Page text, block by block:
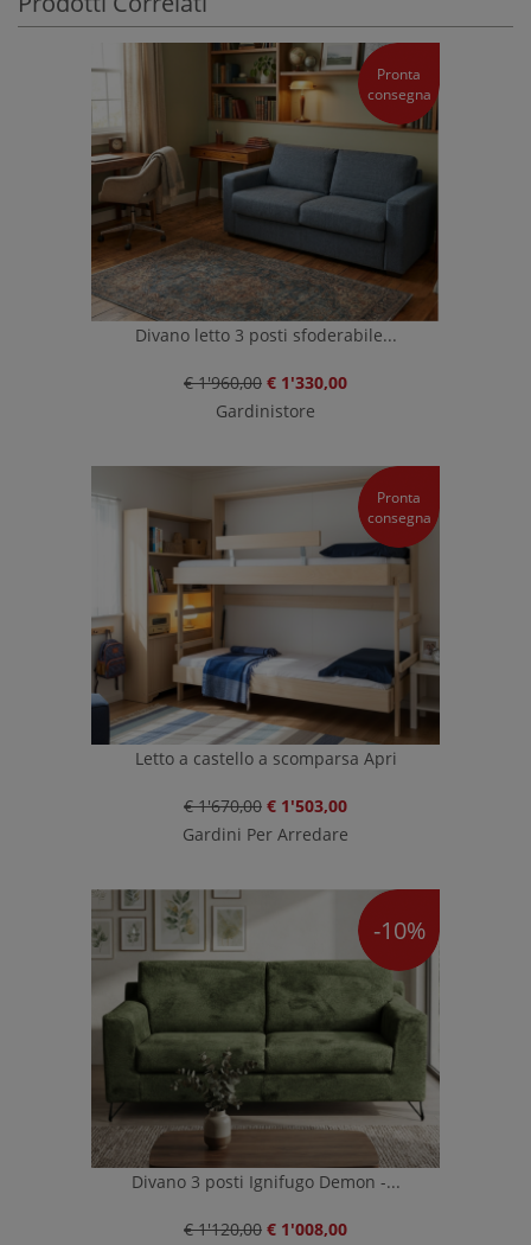
Pronta
consegna
Divano letto 3 posti sfoderabile...
€ 1'960,00 € 1'330,00
Gardinistore
Pronta
consegna
Letto a castello a scomparsa Apri
€ 1'670,00 € 1'503,00
Gardini Per Arredare
-10%
Divano 3 posti Ignifugo Demon -...
€ 1'120,00 € 1'008,00